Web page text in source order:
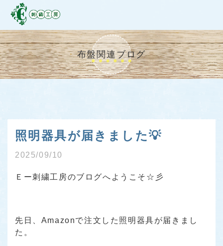
布盤関連ブログ
照明器具が届きました💡
2025/09/10
Ｅー刺繍工房のブログへようこそ☆彡
先日、Amazonで注文した照明器具が届きまし
た。